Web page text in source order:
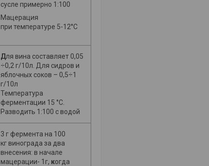
сусле примерно 1:100
Мацерация
при температуре 5-12°C
Для вина составляет 0,05
÷0,2 г/10л. Для сидров и
яблочных соков – 0,5÷1
г/10л
Температура
ферментации 15 °C.
Разводить 1:100 с водой
3 г фермента на 100
кг винограда за два
внесения: в начале
мацерации- 1г, когда